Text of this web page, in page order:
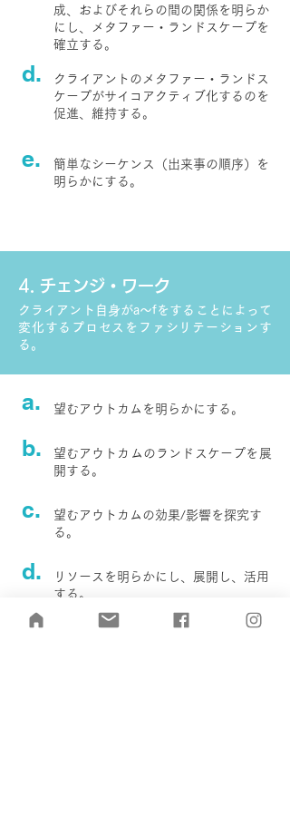
成、およびそれらの間の関係を明らか
にし、メタファー・ランドスケープを
確立する。
d.
クライアントのメタファー・ランドス
ケープがサイコアクティブ化するのを
促進、維持する。
e.
簡単なシーケンス（出来事の順序）を
明らかにする。
4. チェンジ・ワーク
クライアント自身がa〜fをすることによって
変化するプロセスをファシリテーションす
る。
a. 望むアウトカムを明らかにする。
b.
望むアウトカムのランドスケープを展
開する。
c.
望むアウトカムの効果/影響を探究す
る。
d.
リソースを明らかにし、展開し、活用
する。
e.